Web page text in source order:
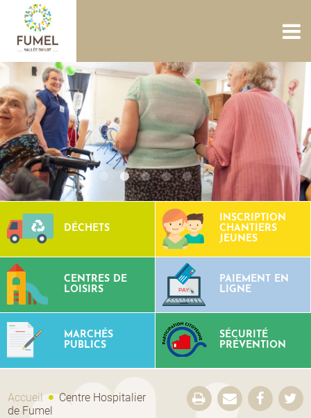
ACCUEIL NOUS CONNAÎTRE SERVICES PROJETS
CULTURE PATRIMOINE SITES AQUATIQUES TOURISME
CONTACTS
DÉCHETS
INSCRIPTION
CHANTIERS
JEUNES
CENTRES DE
LOISIRS
PAIEMENT EN
LIGNE
MARCHÉS
PUBLICS
SÉCURITÉ
PRÉVENTION
Accueil
Centre Hospitalier
de Fumel